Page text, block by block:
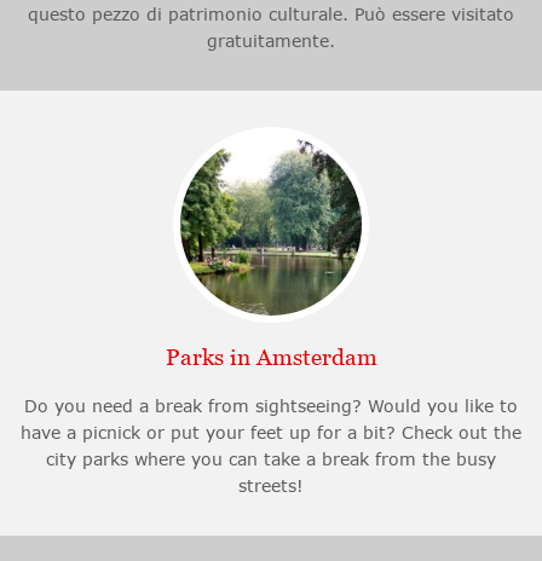
questo pezzo di patrimonio culturale. Può essere visitato
gratuitamente.
Parks in Amsterdam
Do you need a break from sightseeing? Would you like to
have a picnick or put your feet up for a bit? Check out the
city parks where you can take a break from the busy
streets!